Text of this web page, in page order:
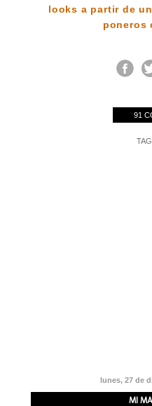
looks a partir de
poneros
91
lunes, 27 de
MI